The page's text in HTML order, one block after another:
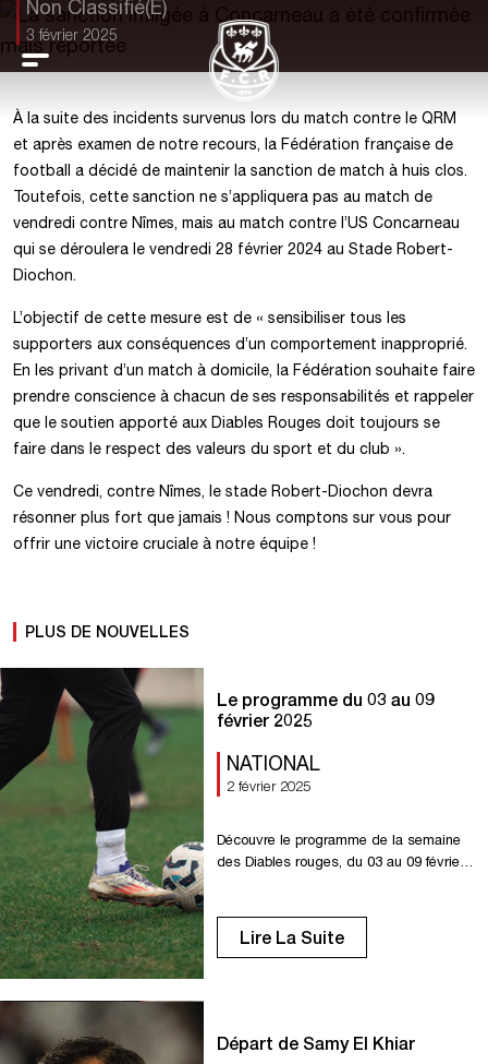
Non Classifié(e)
3 février 2025
À la suite des incidents survenus lors du match contre le QRM
et après examen de notre recours, la Fédération française de
football a décidé de maintenir la sanction de match à huis clos.
Toutefois, cette sanction ne s’appliquera pas au match de
vendredi contre Nîmes, mais au match contre l’US Concarneau
qui se déroulera le vendredi 28 février 2024 au Stade Robert-
Diochon.
L’objectif de cette mesure est de « sensibiliser tous les
supporters aux conséquences d’un comportement inapproprié.
En les privant d’un match à domicile, la Fédération souhaite faire
prendre conscience à chacun de ses responsabilités et rappeler
que le soutien apporté aux Diables Rouges doit toujours se
faire dans le respect des valeurs du sport et du club ».
Ce vendredi, contre Nîmes, le stade Robert-Diochon devra
résonner plus fort que jamais ! Nous comptons sur vous pour
offrir une victoire cruciale à notre équipe !
PLUS DE NOUVELLES
Le programme du 03 au 09
février 2025
NATIONAL
2 février 2025
Découvre le programme de la semaine
des Diables rouges, du 03 au 09 février.
Entraînement à 10h30 à La Ferme.
Mercredi 05 : Entraînement à 10h30 à La
Lire La Suite
Départ de Samy El Khiar